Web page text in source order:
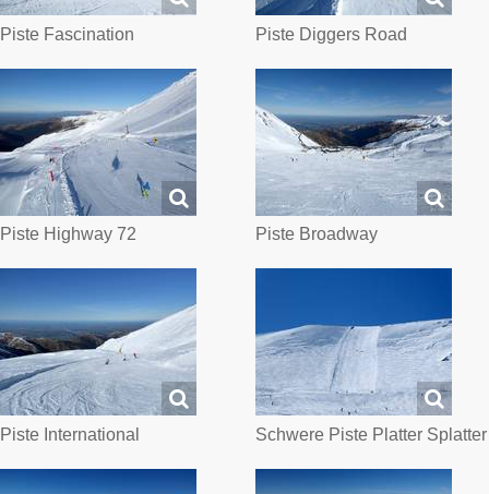
Piste Fascination Piste Diggers Road
Piste Highway 72 Piste Broadway
Piste International Schwere Piste Platter Splatter